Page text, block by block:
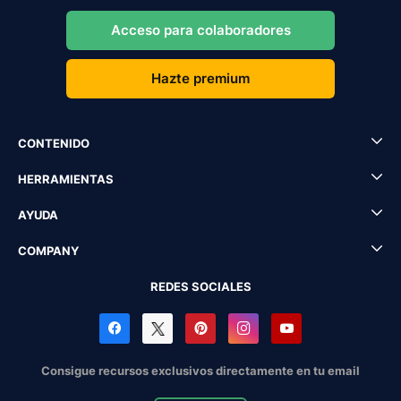
Acceso para colaboradores
Hazte premium
CONTENIDO
HERRAMIENTAS
AYUDA
COMPANY
REDES SOCIALES
Consigue recursos exclusivos directamente en tu email